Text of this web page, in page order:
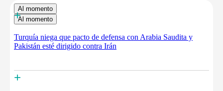
Al momento
Al momento
+
Turquía niega que pacto de defensa con Arabia Saudita y
Pakistán esté dirigido contra Irán
+